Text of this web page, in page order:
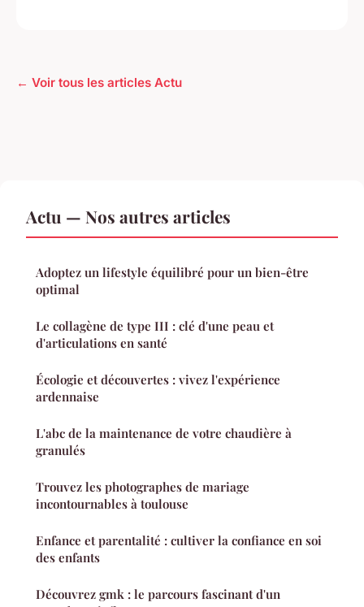
← Voir tous les articles Actu
Actu — Nos autres articles
Adoptez un lifestyle équilibré pour un bien-être
optimal
Le collagène de type III : clé d'une peau et
d'articulations en santé
Écologie et découvertes : vivez l'expérience
ardennaise
L'abc de la maintenance de votre chaudière à
granulés
Trouvez les photographes de mariage
incontournables à toulouse
Enfance et parentalité : cultiver la confiance en soi
des enfants
Découvrez gmk : le parcours fascinant d'un